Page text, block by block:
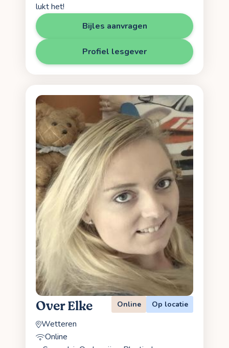
lukt het!
Bijles aanvragen
Profiel lesgever
Over Elke Online Op locatie
Wetteren
Online